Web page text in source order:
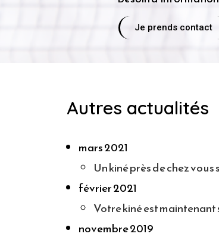
Je prends contact
Autres actualités
mars 2021
Un kiné près de chez
février 2021
Votre kiné est
novembre 2019